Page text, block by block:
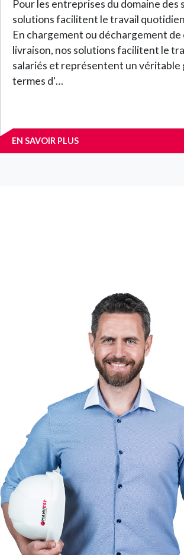
Pour les entreprises du domaine des
solutions facilitent le travail quotidien
En chargement ou déchargement de
livraison, nos solutions facilitent le
salariés et représentent un véritable
termes d'…
EN SAVOIR PLUS